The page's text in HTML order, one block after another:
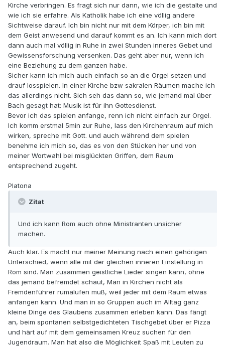
Kirche verbringen. Es fragt sich nur dann, wie ich die gestalte und
wie ich sie erfahre. Als Katholik habe ich eine völlig andere
Sichtweise darauf. Ich bin nicht nur mit dem Körper, ich bin mit
dem Geist anwesend und darauf kommt es an. Ich kann mich dort
dann auch mal völlig in Ruhe in zwei Stunden inneres Gebet und
Gewissensforschung versenken. Das geht aber nur, wenn ich
eine Beziehung zu dem ganzen habe.
Sicher kann ich mich auch einfach so an die Orgel setzen und
drauf losspielen. In einer Kirche bzw sakralen Räumen mache ich
das allerdings nicht. Sich seh das dann so, wie jemand mal über
Bach gesagt hat: Musik ist für ihn Gottesdienst.
Bevor ich das spielen anfange, renn ich nicht einfach zur Orgel.
Ich komm erstmal 5min zur Ruhe, lass den Kirchenraum auf mich
wirken, spreche mit Gott. und auch während dem spielen
benehme ich mich so, das es von den Stücken her und von
meiner Wortwahl bei misglückten Griffen, dem Raum
entsprechend zugeht.
Platona
Zitat
Und ich kann Rom auch ohne Ministranten unsicher
machen.
Auch klar. Es macht nur meiner Meinung nach einen gehörigen
Unterschied, wenn alle mit der gleichen inneren Einstellung in
Rom sind. Man zusammen geistliche Lieder singen kann, ohne
das jemand befremdet schaut, Man in Kirchen nicht als
Fremdenführer rumalufen muß, weil jeder mit dem Raum etwas
anfangen kann. Und man in so Gruppen auch im Alltag ganz
kleine Dinge des Glaubens zusammen erleben kann. Das fängt
an, beim spontanen selbstgedichteten Tischgebet über er Pizza
und härt auf mit dem gemeinsamen Kreuz suchen für den
Jugendraum. Man hat also die Möglichkeit Spaß mit Leuten zu